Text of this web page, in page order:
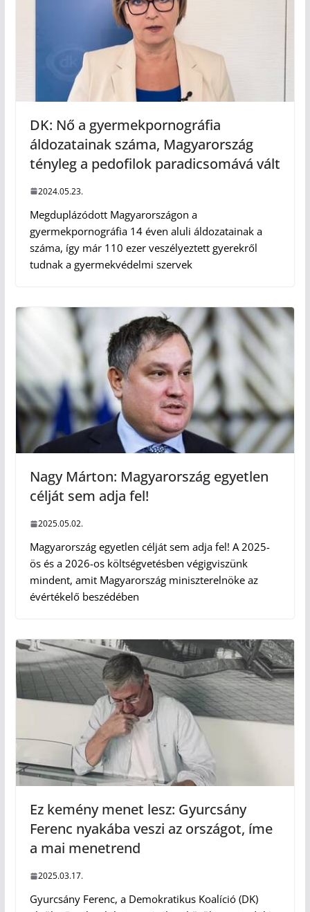
DK: Nő a gyermekpornográfia
áldozatainak száma, Magyarország
tényleg a pedofilok paradicsomává vált
2024.05.23.
Megduplázódott Magyarországon a
gyermekpornográfia 14 éven aluli áldozatainak a
száma, így már 110 ezer veszélyeztett gyerekről
tudnak a gyermekvédelmi szervek
Nagy Márton: Magyarország egyetlen
célját sem adja fel!
2025.05.02.
Magyarország egyetlen célját sem adja fel! A 2025-
ös és a 2026-os költségvetésben végigviszünk
mindent, amit Magyarország miniszterelnöke az
évértékelő beszédében
Ez kemény menet lesz: Gyurcsány
Ferenc nyakába veszi az országot, íme
a mai menetrend
2025.03.17.
Gyurcsány Ferenc, a Demokratikus Koalíció (DK)